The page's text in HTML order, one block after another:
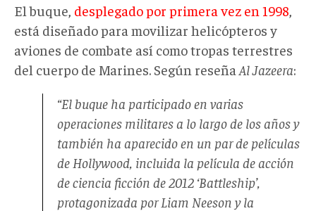
El buque, desplegado por primera vez en 1998
está diseñado para movilizar helicópteros y
aviones de combate así como tropas terrestres
del cuerpo de Marines. Según reseña Al Jazeera:
“El buque ha participado en varias
operaciones militares a lo largo de los años y
también ha aparecido en un par de películas
de Hollywood, incluida la película de acción
de ciencia ficción de 2012 ‘Battleship’,
protagonizada por Liam Neeson y la